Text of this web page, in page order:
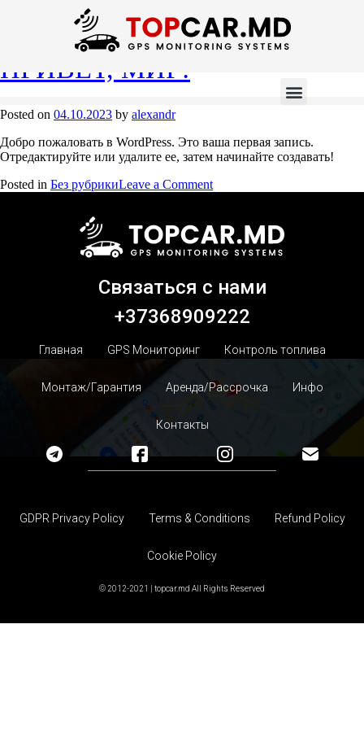
ПРИВЕТ, МИР!
Posted on 04.10.2023 by alexandr
Добро пожаловать в WordPress. Это ваша первая запись.
Отредактируйте или удалите ее, затем начинайте создавать!
Posted in Без рубрикиLeave a Comment
Связаться с нами
+37368909222
Главная GPS Мониторинг Контроль топлива
Монтаж/Гарантия Аренда/Рассрочка Инфо
Контакты
GDPR Privacy Policy Terms & Conditions Refund Policy
Cookie Policy
© 2012-2021 | topcar.md All Rights Reserved